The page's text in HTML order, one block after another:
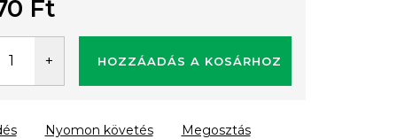
Ft
HOZZÁADÁS A KOSÁRHOZ
Nyomon követés Megosztás